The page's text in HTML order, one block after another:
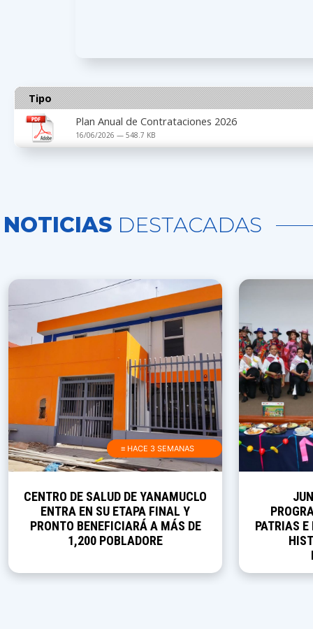
Tipo
Plan Anual de Contrataciones 2026
16/06/2026 — 548.7 KB
NOTICIAS DESTACADAS
≡ HACE 3 SEMANAS
CENTRO DE SALUD DE YANAMUCLO
ENTRA EN SU ETAPA FINAL Y
PRONTO BENEFICIARÁ A MÁS DE
1,200 POBLADORE
PATRIAS